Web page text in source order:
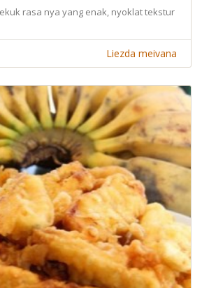
rasa nya yang enak, nyoklat tekstur
Liezda meivana